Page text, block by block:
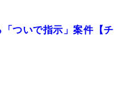
ついで指示」案件【チ